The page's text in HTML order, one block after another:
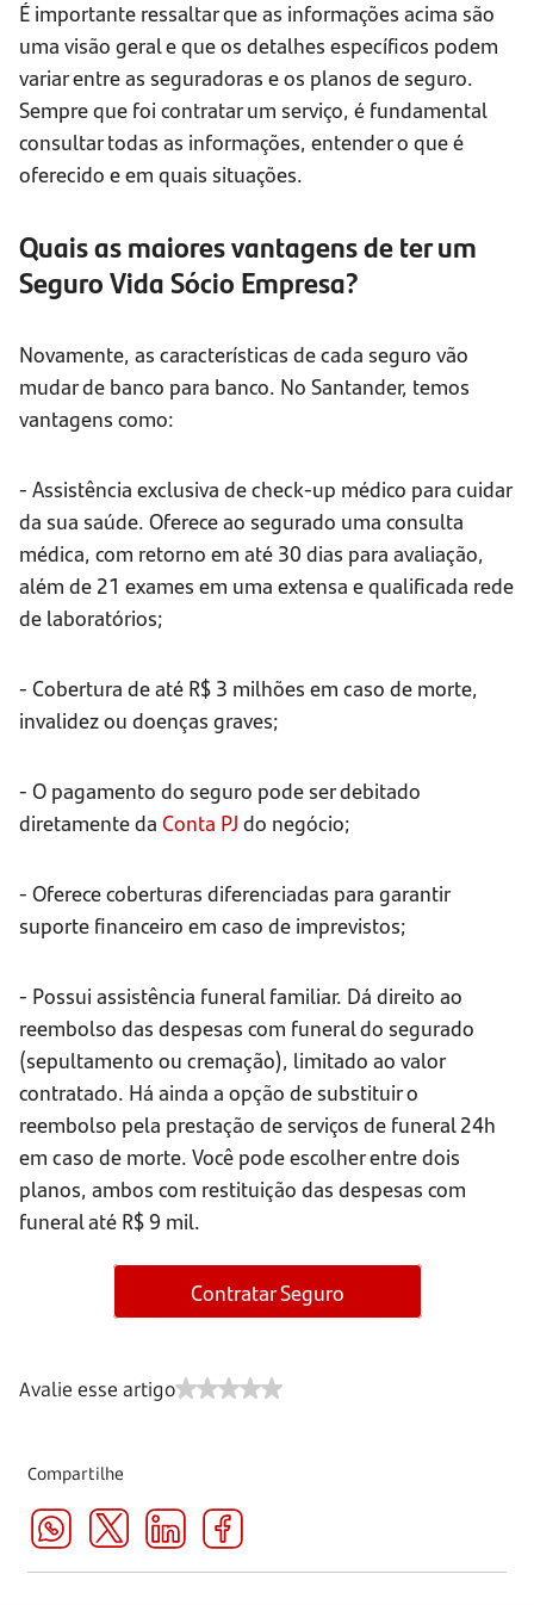
É importante ressaltar que as informações acima são
uma visão geral e que os detalhes específicos podem
variar entre as seguradoras e os planos de seguro.
Sempre que foi contratar um serviço, é fundamental
consultar todas as informações, entender o que é
oferecido e em quais situações.
Quais as maiores vantagens de ter um
Seguro Vida Sócio Empresa?
Novamente, as características de cada seguro vão
mudar de banco para banco. No Santander, temos
vantagens como:
- Assistência exclusiva de check-up médico para cuidar
da sua saúde. Oferece ao segurado uma consulta
médica, com retorno em até 30 dias para avaliação,
além de 21 exames em uma extensa e qualificada rede
de laboratórios;
- Cobertura de até R$ 3 milhões em caso de morte,
invalidez ou doenças graves;
- O pagamento do seguro pode ser debitado
diretamente da Conta PJ do negócio;
- Oferece coberturas diferenciadas para garantir
suporte financeiro em caso de imprevistos;
- Possui assistência funeral familiar. Dá direito ao
reembolso das despesas com funeral do segurado
(sepultamento ou cremação), limitado ao valor
contratado. Há ainda a opção de substituir o
reembolso pela prestação de serviços de funeral 24h
em caso de morte. Você pode escolher entre dois
planos, ambos com restituição das despesas com
funeral até R$ 9 mil.
Contratar Seguro
Avalie esse artigo
Compartilhe